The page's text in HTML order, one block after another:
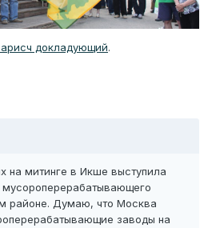
докладующий.
на митинге в Икше выступила
мусороперерабатывающего
районе. Думаю, что Москва
заводы на